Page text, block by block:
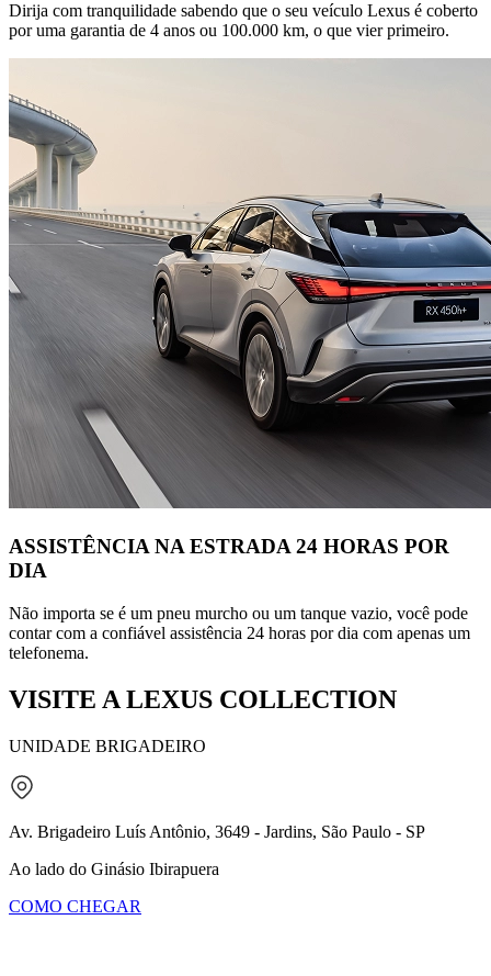
Dirija com tranquilidade sabendo que o seu veículo Lexus é coberto
por uma garantia de 4 anos ou 100.000 km, o que vier primeiro.
ASSISTÊNCIA NA ESTRADA 24 HORAS POR
DIA
Não importa se é um pneu murcho ou um tanque vazio, você pode
contar com a confiável assistência 24 horas por dia com apenas um
telefonema.
VISITE A LEXUS COLLECTION
UNIDADE BRIGADEIRO
Av. Brigadeiro Luís Antônio, 3649 - Jardins, São Paulo - SP
Ao lado do Ginásio Ibirapuera
COMO CHEGAR